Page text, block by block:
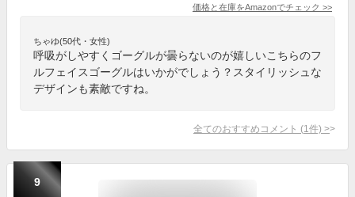
価格と在庫をAmazonでチェック >>
ちゃゆ(50代・女性)
呼吸がしやすくゴーグルが曇らないのが嬉しいこちらのフ
ルフェイスゴーグルはいかがでしょう？スタイリッシュな
デザインも素敵ですね。
全てのおすすめコメント (1 件) >
9